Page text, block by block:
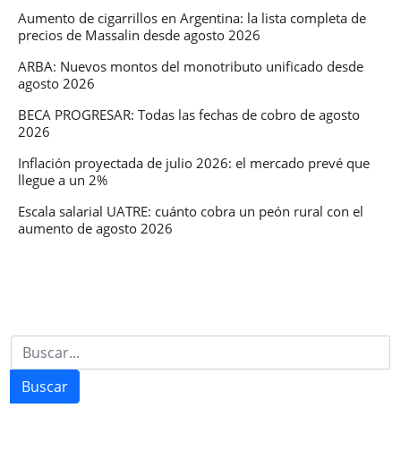
Aumento de cigarrillos en Argentina: la lista completa de
precios de Massalin desde agosto 2026
ARBA: Nuevos montos del monotributo unificado desde
agosto 2026
BECA PROGRESAR: Todas las fechas de cobro de agosto
2026
Inflación proyectada de julio 2026: el mercado prevé que
llegue a un 2%
Escala salarial UATRE: cuánto cobra un peón rural con el
aumento de agosto 2026
Buscar